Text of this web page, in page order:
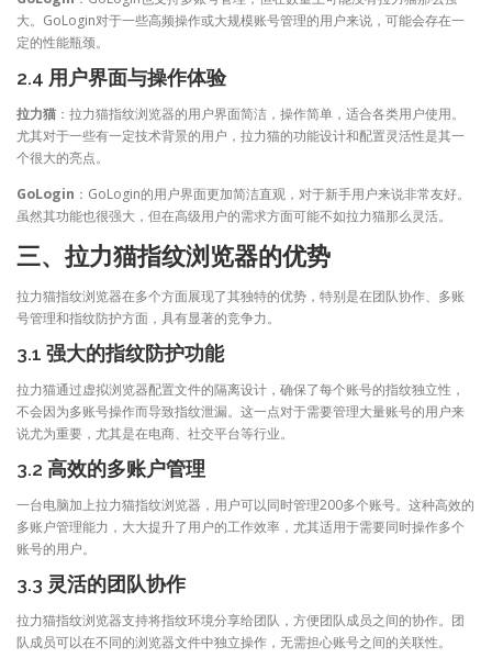
大。GoLogin对于一些高频操作或大规模账号管理的用户来说，可能会存在一
定的性能瓶颈。
2.4 用户界面与操作体验
拉力猫 ：拉力猫指纹浏览器的用户界面简洁，操作简单，适合各类用户使用。
尤其对于一些有一定技术背景的用户，拉力猫的功能设计和配置灵活性是其一
个很大的亮点。
GoLogin ：GoLogin的用户界面更加简洁直观，对于新手用户来说非常友好。
虽然其功能也很强大，但在高级用户的需求方面可能不如拉力猫那么灵活。
三、拉力猫指纹浏览器的优势
拉力猫指纹浏览器在多个方面展现了其独特的优势，特别是在团队协作、多账
号管理和指纹防护方面，具有显著的竞争力。
3.1 强大的指纹防护功能
拉力猫通过虚拟浏览器配置文件的隔离设计，确保了每个账号的指纹独立性，
不会因为多账号操作而导致指纹泄漏。这一点对于需要管理大量账号的用户来
说尤为重要，尤其是在电商、社交平台等行业。
3.2 高效的多账户管理
一台电脑加上拉力猫指纹浏览器，用户可以同时管理200多个账号。这种高效的
多账户管理能力，大大提升了用户的工作效率，尤其适用于需要同时操作多个
账号的用户。
3.3 灵活的团队协作
拉力猫指纹浏览器支持将指纹环境分享给团队，方便团队成员之间的协作。团
队成员可以在不同的浏览器文件中独立操作，无需担心账号之间的关联性。